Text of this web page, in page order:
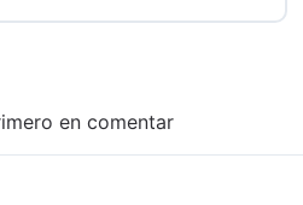
en comentar